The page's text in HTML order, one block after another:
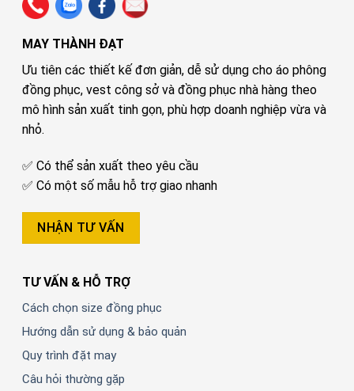
MAY THÀNH ĐẠT
Ưu tiên các thiết kế đơn giản, dễ sử dụng cho áo phông
đồng phục, vest công sở và đồng phục nhà hàng theo
mô hình sản xuất tinh gọn, phù hợp doanh nghiệp vừa và
nhỏ.
✅ Có thể sản xuất theo yêu cầu
✅ Có một số mẫu hỗ trợ giao nhanh
NHẬN TƯ VẤN
TƯ VẤN & HỖ TRỢ
Cách chọn size đồng phục
Hướng dẫn sử dụng & bảo quản
Quy trình đặt may
Câu hỏi thường gặp